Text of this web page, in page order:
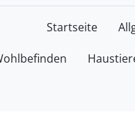
Startseite